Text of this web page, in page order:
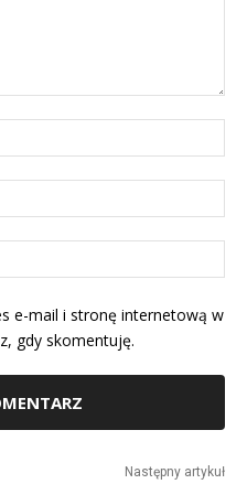
e-mail i stronę internetową w
gdy skomentuję.
Następny artykuł